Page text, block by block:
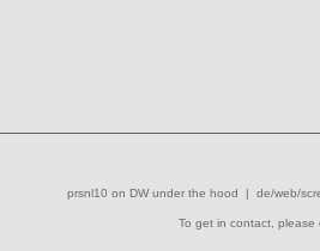
prsnl10 on DWunder the hood | de/web/
To get in contact,